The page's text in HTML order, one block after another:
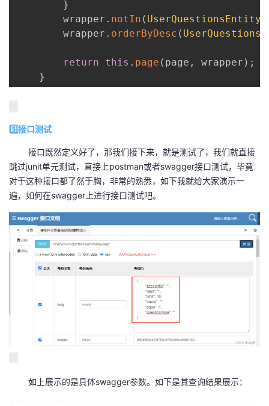
}
        wrapper
. notIn ( UserQuestionsEntity
        wrapper
. orderByDesc (
return this . page ( page , wrapper ) ;
}
5️⃣接口测试
接口既然定义好了，那我们接下来，就是测试了，我们就直接
跳过junit单元测试，直接上postman或者swagger接口测试，毕竟
对于这种接口都了然于胸，非常的熟悉，如下我就给大家演示一
遍，如何在swagger上进行接口测试吧。
如上展示的是具体swagger参数。如下是其查询结果展示：